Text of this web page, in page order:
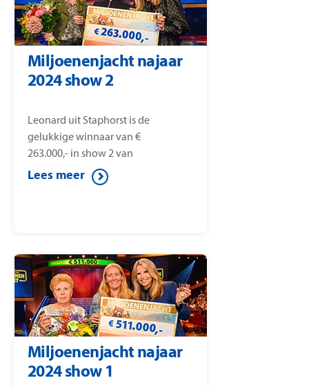
Miljoenenjacht najaar
2024 show 2
Leonard uit Staphorst is de
gelukkige winnaar van €
263.000,- in show 2 van
Miljoenenjacht.
Lees meer
Miljoenenjacht najaar
2024 show 1